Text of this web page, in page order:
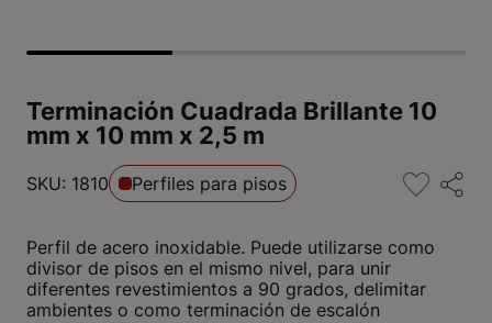
Terminación Cuadrada Brillante 10
mm x 10 mm x 2,5 m
SKU: 1810 Perfiles para pisos
Perfil de acero inoxidable. Puede utilizarse como
divisor de pisos en el mismo nivel, para unir
diferentes revestimientos a 90 grados, delimitar
ambientes o como terminación de escalón